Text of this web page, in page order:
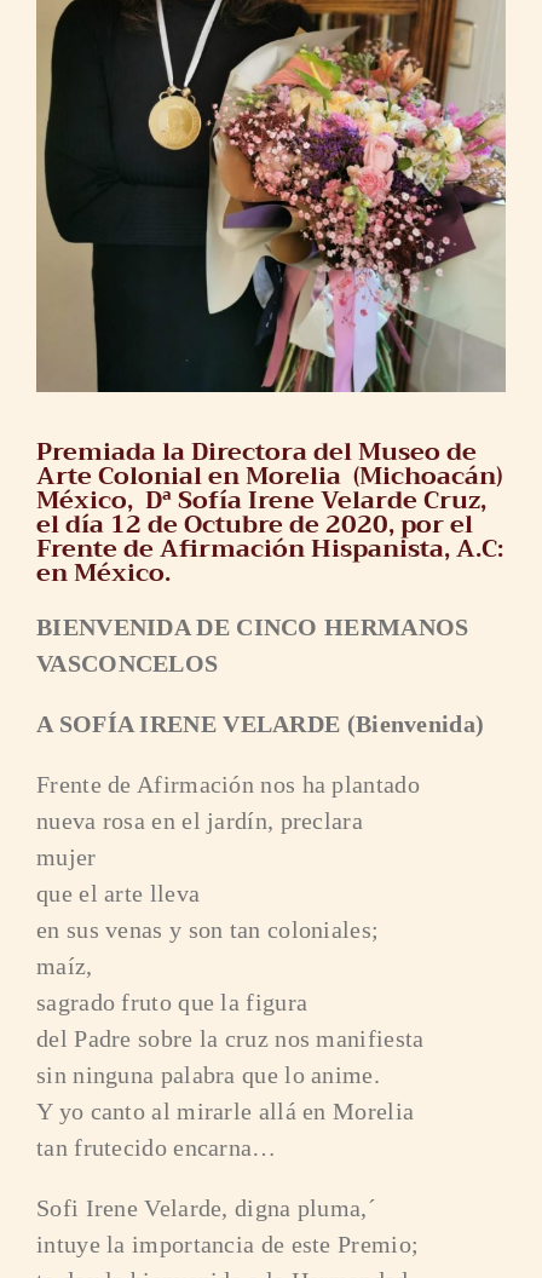
Premiada la Directora del Museo de
Arte Colonial en Morelia (Michoacán)
México, Dª Sofía Irene Velarde Cruz,
el día 12 de Octubre de 2020, por el
Frente de Afirmación Hispanista, A.C:
en México.
BIENVENIDA DE CINCO HERMANOS
VASCONCELOS
A SOFÍA IRENE VELARDE (Bienvenida)
Frente de Afirmación nos ha plantado
nueva rosa en el jardín, preclara
mujer
que el arte lleva
en sus venas y son tan coloniales;
maíz,
sagrado fruto que la figura
del Padre sobre la cruz nos manifiesta
sin ninguna palabra que lo anime.
Y yo canto al mirarle allá en Morelia
tan frutecido encarna…
Sofi Irene Velarde, digna pluma,´
intuye la importancia de este Premio;